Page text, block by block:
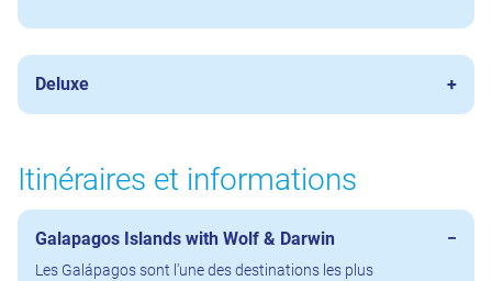
Deluxe
Itinéraires et informations
Galapagos Islands with Wolf & Darwin
Les Galápagos sont l'une des destinations les plus